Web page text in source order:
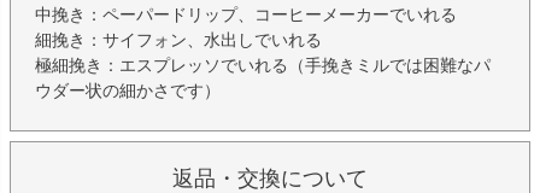
中挽き：ペーパードリップ、コーヒーメーカーでいれる
細挽き：サイフォン、水出しでいれる
極細挽き：エスプレッソでいれる（手挽きミルでは困難なパ
ウダー状の細かさです）
返品・交換について